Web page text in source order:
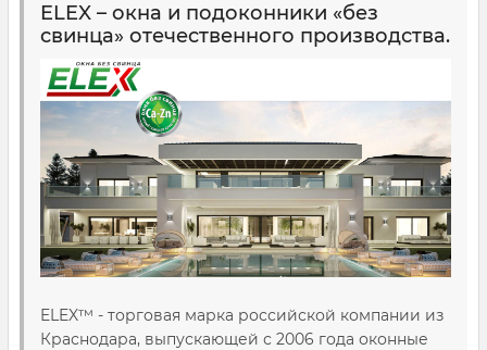
ELEX – окна и подоконники «без
свинца» отечественного производства.
ELEX™ - торговая марка российской компании из
Краснодара, выпускающей с 2006 года оконные